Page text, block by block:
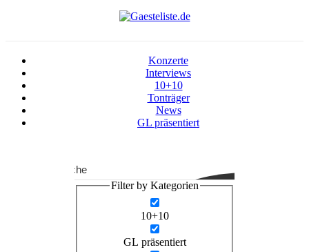
Konzerte
Interviews
10+10
Tonträger
News
GL präsentiert
Suche
Filter by Kategorien
10+10
GL präsentiert